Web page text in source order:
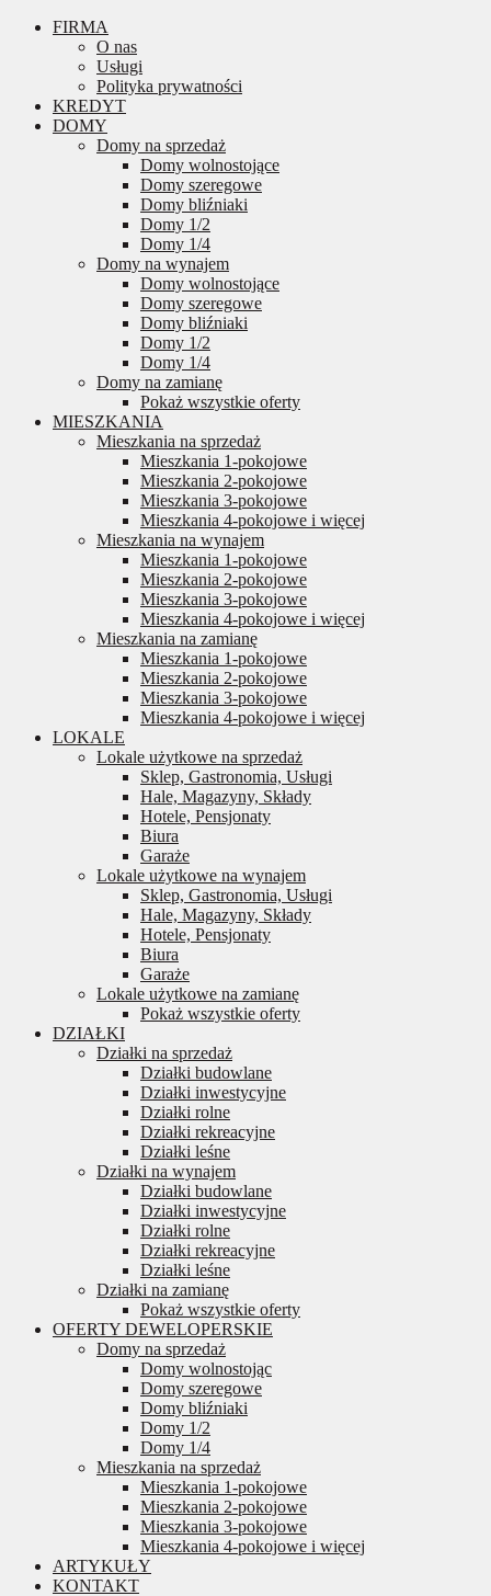
FIRMA
O nas
Usługi
Polityka prywatności
KREDYT
DOMY
Domy na sprzedaż
Domy wolnostojące
Domy szeregowe
Domy bliźniaki
Domy 1/2
Domy 1/4
Domy na wynajem
Domy wolnostojące
Domy szeregowe
Domy bliźniaki
Domy 1/2
Domy 1/4
Domy na zamianę
Pokaż wszystkie oferty
MIESZKANIA
Mieszkania na sprzedaż
Mieszkania 1-pokojowe
Mieszkania 2-pokojowe
Mieszkania 3-pokojowe
Mieszkania 4-pokojowe i więcej
Mieszkania na wynajem
Mieszkania 1-pokojowe
Mieszkania 2-pokojowe
Mieszkania 3-pokojowe
Mieszkania 4-pokojowe i więcej
Mieszkania na zamianę
Mieszkania 1-pokojowe
Mieszkania 2-pokojowe
Mieszkania 3-pokojowe
Mieszkania 4-pokojowe i więcej
LOKALE
Lokale użytkowe na sprzedaż
Sklep, Gastronomia, Usługi
Hale, Magazyny, Składy
Hotele, Pensjonaty
Biura
Garaże
Lokale użytkowe na wynajem
Sklep, Gastronomia, Usługi
Hale, Magazyny, Składy
Hotele, Pensjonaty
Biura
Garaże
Lokale użytkowe na zamianę
Pokaż wszystkie oferty
DZIAŁKI
Działki na sprzedaż
Działki budowlane
Działki inwestycyjne
Działki rolne
Działki rekreacyjne
Działki leśne
Działki na wynajem
Działki budowlane
Działki inwestycyjne
Działki rolne
Działki rekreacyjne
Działki leśne
Działki na zamianę
Pokaż wszystkie oferty
OFERTY DEWELOPERSKIE
Domy na sprzedaż
Domy wolnostojąc
Domy szeregowe
Domy bliźniaki
Domy 1/2
Domy 1/4
Mieszkania na sprzedaż
Mieszkania 1-pokojowe
Mieszkania 2-pokojowe
Mieszkania 3-pokojowe
Mieszkania 4-pokojowe i więcej
ARTYKUŁY
KONTAKT